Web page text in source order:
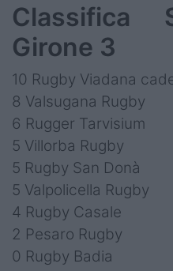
Girone 3
10 Rugby Viadana
8 Valsugana Rugby
6 Rugger Tarvisium
5 Villorba Rugby
5 Rugby San Donà
5 Valpolicella Rugby
4 Rugby Casale
2 Pesaro Rugby
0 Rugby Badia